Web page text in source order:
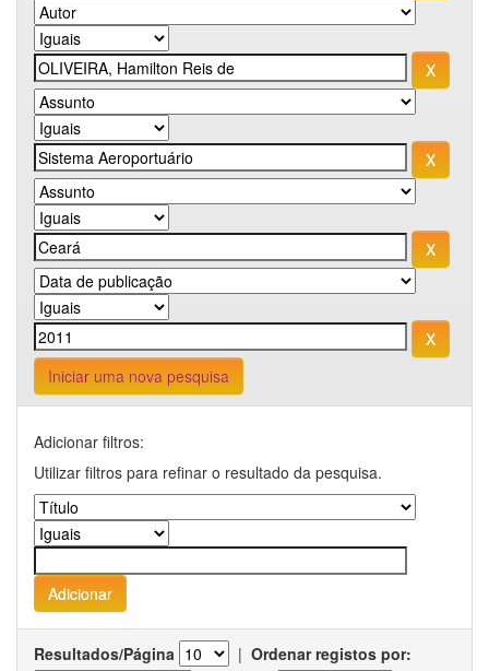
Iniciar uma nova pesquisa
Adicionar filtros:
Utilizar filtros para refinar o resultado da pesquisa.
Resultados/Página | Ordenar registos por: